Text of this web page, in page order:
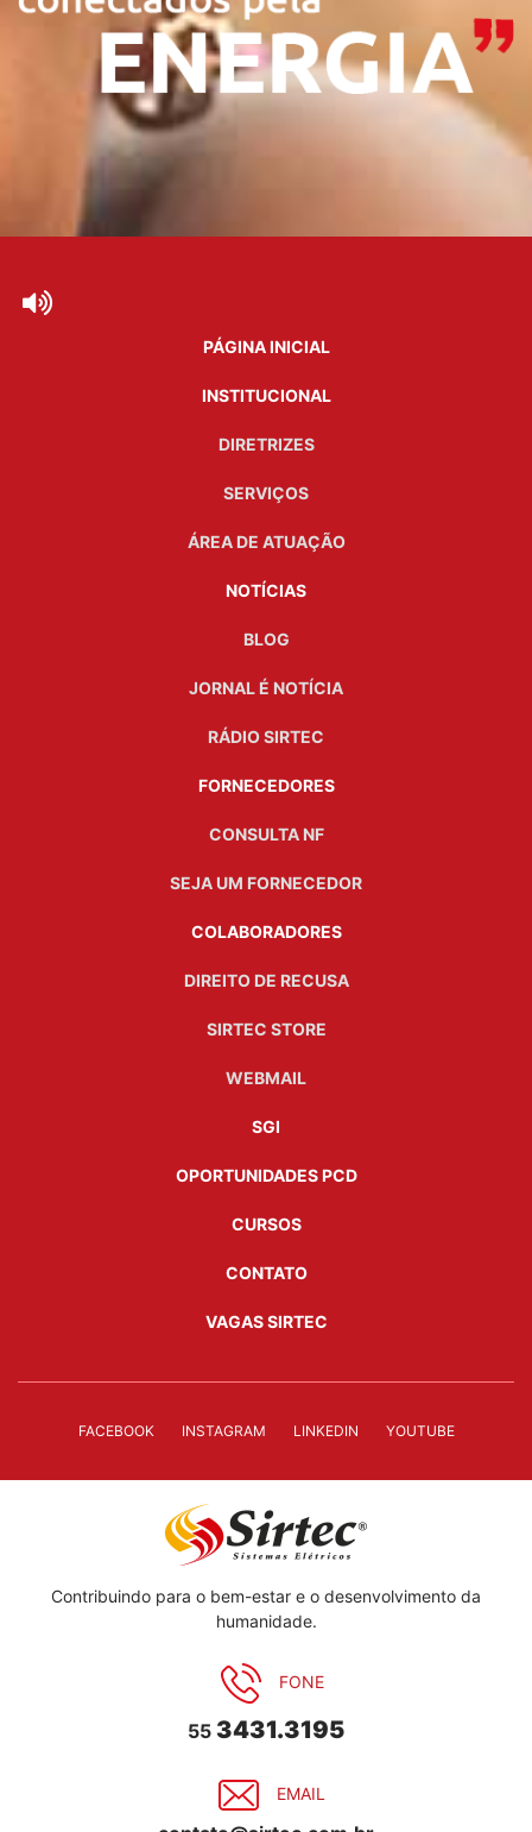
PÁGINA INICIAL
INSTITUCIONAL
DIRETRIZES
SERVIÇOS
ÁREA DE ATUAÇÃO
NOTÍCIAS
BLOG
JORNAL É NOTÍCIA
RÁDIO SIRTEC
FORNECEDORES
CONSULTA NF
SEJA UM FORNECEDOR
COLABORADORES
DIREITO DE RECUSA
SIRTEC STORE
WEBMAIL
SGI
OPORTUNIDADES PCD
CURSOS
CONTATO
VAGAS SIRTEC
FACEBOOK INSTAGRAM LINKEDIN YOUTUBE
Contribuindo para o bem-estar e o desenvolvimento da
humanidade.
FONE
55 3431.3195
EMAIL